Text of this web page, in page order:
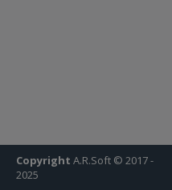
Copyright A.R.Soft © 2017 -
2025